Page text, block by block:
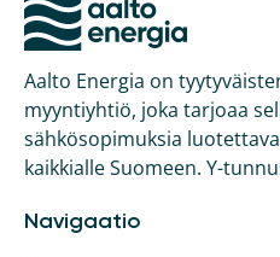
Aalto Energia on
myyntiyhtiö, joka tarjoaa
sähkö­sopimuksia
kaikkialle Suomeen. Y-
Navigaatio